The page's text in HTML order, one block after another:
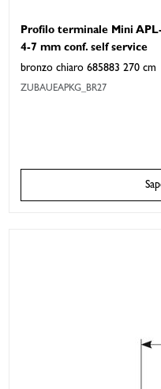
Profilo terminale Mini
4-7 mm conf. self service
bronzo chiaro 685883 270 cm
ZUBAUEAPKG_BR27